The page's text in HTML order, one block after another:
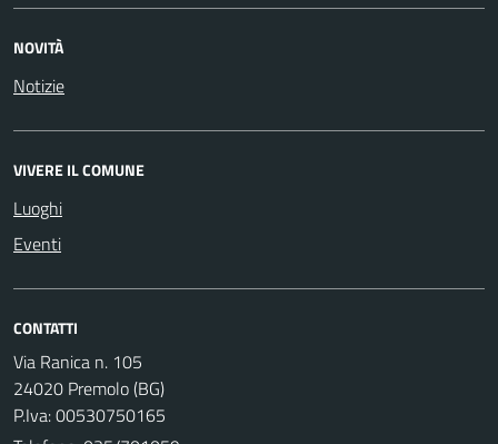
NOVITÀ
Notizie
VIVERE IL COMUNE
Luoghi
Eventi
CONTATTI
Via Ranica n. 105
24020 Premolo (BG)
P.Iva: 00530750165